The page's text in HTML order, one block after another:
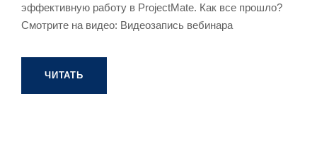
эффективную работу в ProjectMate. Как все прошло?
Смотрите на видео: Видеозапись вебинара
ЧИТАТЬ